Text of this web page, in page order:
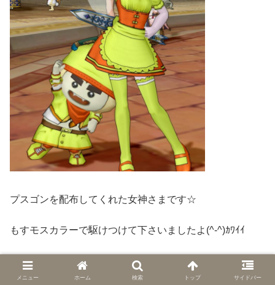
プスゴンを配布してくれた女神さまです☆
もすモスカラーで駆けつけて下さいましたよ(^-^)ｶﾜｲｲ
昨日の夜はどうもありがとうございました！
メニュー ホーム 検索 トップ サイドバー